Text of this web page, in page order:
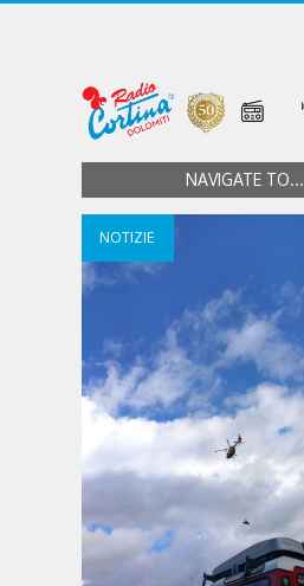
NAVIGATE TO...
NOTIZIE